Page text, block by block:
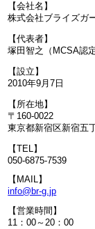
【会社名】
株式会社ブライズガ
【代表者】
塚田智之（MCSA認
【設立】
2010年9月7日
【所在地】
〒160-0022
東京都新宿区新宿五
【TEL】
050-6875-7539
【MAIL】
info@br-g.jp
【営業時間】
11：00～20：00